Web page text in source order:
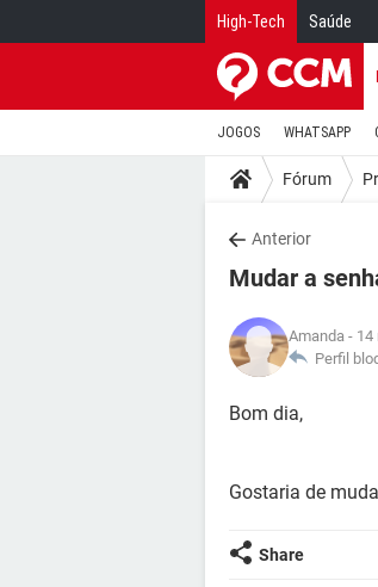
High-Tech Saúde
JOGOS WHATSAPP
Fórum
Anterior
Mudar a
Amanda - 14
Perfil
Bom dia,
Gostaria de
Share